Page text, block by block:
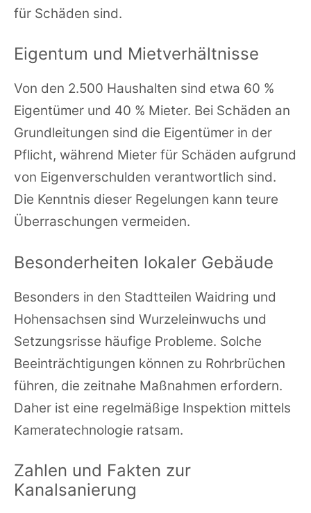
für Schäden sind.
Eigentum und Mietverhältnisse
Von den 2.500 Haushalten sind etwa 60 %
Eigentümer und 40 % Mieter. Bei Schäden an
Grundleitungen sind die Eigentümer in der
Pflicht, während Mieter für Schäden aufgrund
von Eigenverschulden verantwortlich sind.
Die Kenntnis dieser Regelungen kann teure
Überraschungen vermeiden.
Besonderheiten lokaler Gebäude
Besonders in den Stadtteilen Waidring und
Hohensachsen sind Wurzeleinwuchs und
Setzungsrisse häufige Probleme. Solche
Beeinträchtigungen können zu Rohrbrüchen
führen, die zeitnahe Maßnahmen erfordern.
Daher ist eine regelmäßige Inspektion mittels
Kameratechnologie ratsam.
Zahlen und Fakten zur
Kanalsanierung